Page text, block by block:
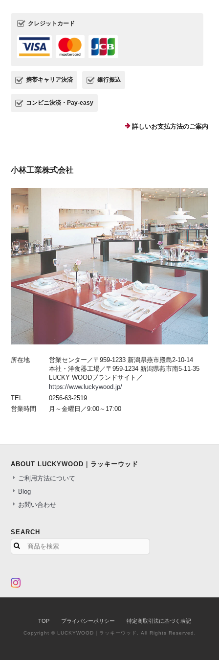
クレジットカード
携帯キャリア決済 銀行振込
コンビニ決済・Pay-easy
詳しいお支払方法のご案内
小林工業株式会社
所在地
営業センター／〒959-1233 新潟県燕市殿島2-10-14
本社・洋食器工場／〒959-1234 新潟県燕市南5-11-35
LUCKY WOODブランドサイト／
https://www.luckywood.jp/
TEL
0256-63-2519
営業時間
月～金曜日／9:00～17:00
ABOUT LUCKYWOOD｜ラッキーウッド
ご利用方法について
Blog
お問い合わせ
SEARCH
TOP プライバシーポリシー 特定商取引法に基づく表記
Copyright © LUCKYWOOD｜ラッキーウッド. All Rights Reserved.